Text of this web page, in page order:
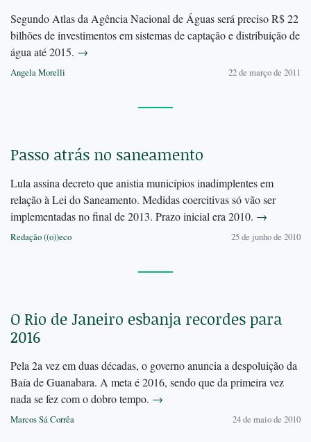
Segundo Atlas da Agência Nacional de Águas será preciso R$ 22
bilhões de investimentos em sistemas de captação e distribuição de
água até 2015. →
Angela Morelli 22 de março de 2011
Passo atrás no saneamento
Lula assina decreto que anistia municípios inadimplentes em
relação à Lei do Saneamento. Medidas coercitivas só vão ser
implementadas no final de 2013. Prazo inicial era 2010. →
Redação ((o))eco 25 de junho de 2010
O Rio de Janeiro esbanja recordes para
2016
Pela 2a vez em duas décadas, o governo anuncia a despoluição da
Baía de Guanabara. A meta é 2016, sendo que da primeira vez
nada se fez com o dobro tempo. →
Marcos Sá Corrêa 24 de maio de 2010